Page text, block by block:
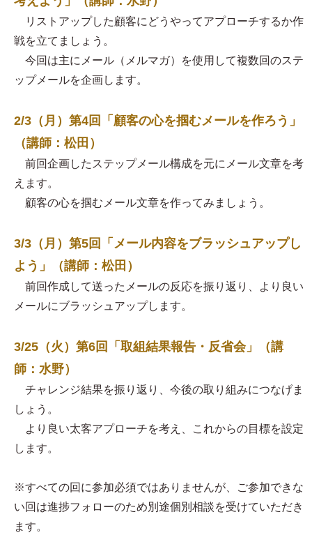
リストアップした顧客にどうやってアプローチするか作
戦を立てましょう。
今回は主にメール（メルマガ）を使用して複数回のステ
ップメールを企画します。
2/3（月）第4回「顧客の心を掴むメールを作ろう」
（講師：松田）
前回企画したステップメール構成を元にメール文章を考
えます。
顧客の心を掴むメール文章を作ってみましょう。
3/3（月）第5回「メール内容をブラッシュアップし
よう」（講師：松田）
前回作成して送ったメールの反応を振り返り、より良い
メールにブラッシュアップします。
3/25（火）第6回「取組結果報告・反省会」（講
師：水野）
チャレンジ結果を振り返り、今後の取り組みにつなげま
しょう。
より良い太客アプローチを考え、これからの目標を設定
します。
※すべての回に参加必須ではありませんが、ご参加できな
い回は進捗フォローのため別途個別相談を受けていただき
ます。